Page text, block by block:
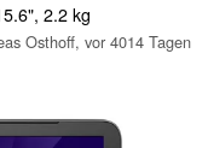
einem großen
2.2 kg
Osthoff, vor 4014 Tagen